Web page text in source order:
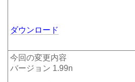
ダウンロード
今回の変更内容
バージョン 1.99n